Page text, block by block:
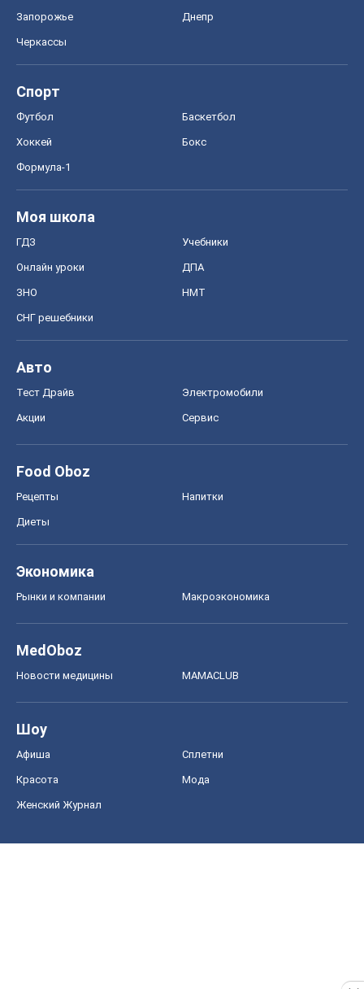
Запорожье Днепр
Черкассы
Спорт
Футбол Баскетбол
Хоккей Бокс
Формула-1
Моя школа
ГДЗ Учебники
Онлайн уроки ДПА
ЗНО НМТ
СНГ решебники
Авто
Тест Драйв Электромобили
Акции Сервис
Food Oboz
Рецепты Напитки
Диеты
Экономика
Рынки и компании Mакроэкономика
MedOboz
Новости медицины MAMACLUB
Шоу
Афиша Сплетни
Красота Мода
Женский Журнал